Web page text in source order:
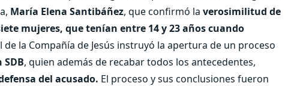
María Elena Santibáñez, que confirmó la verosimilitud de
mujeres, que tenían entre 14 y 23 años cuando
la Compañía de Jesús instruyó la apertura de un proceso
, quien además de recabar todos los antecedentes,
del acusado. El proceso y sus conclusiones fueron